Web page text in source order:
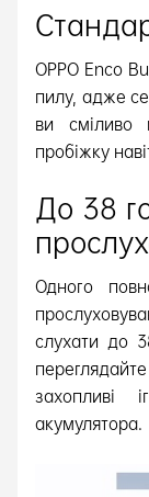
OPPO Enco
пилу, адже
ви сміливо
пробіжку
До 38
Одного
слухати до
захопливі
акумулятора.